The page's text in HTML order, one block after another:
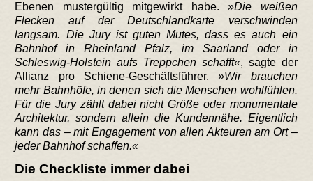
Ebenen mustergültig mitgewirkt habe. Die weißen
Flecken auf der Deutschlandkarte verschwinden
langsam. Die Jury ist guten Mutes, dass es auch ein
Bahnhof in Rheinland Pfalz, im Saarland oder in
Schleswig-Holstein aufs Treppchen schafft , sagte der
Allianz pro Schiene-Geschäftsführer. Wir brauchen
mehr Bahnhöfe, in denen sich die Menschen wohlfühlen.
Für die Jury zählt dabei nicht Größe oder monumentale
Architektur, sondern allein die Kundennähe. Eigentlich
kann das – mit Engagement von allen Akteuren am Ort –
jeder Bahnhof schaffen.
Die Checkliste immer dabei